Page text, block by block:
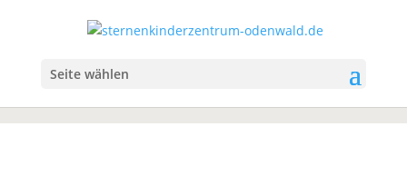
Seite wählen